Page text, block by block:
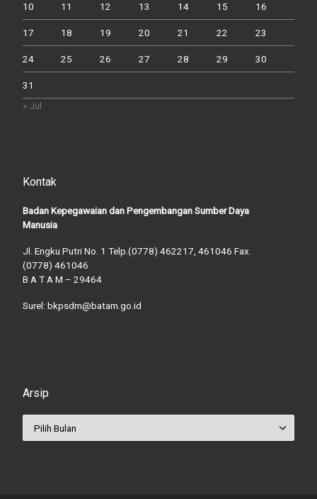
10 11 12 13 14 15 16
17 18 19 20 21 22 23
24 25 26 27 28 29 30
31
« Jul
Kontak
Badan Kepegawaian dan Pengembangan Sumber Daya
Manusia
Jl. Engku Putri No. 1 Telp.(0778) 462217, 461046 Fax.
(0778) 461046
B A T A M – 29464
Surel: bkpsdm@batam.go.id
Arsip